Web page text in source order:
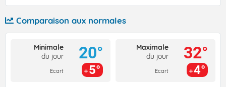
Comparaison aux normales
Minimale
du jour
Ecart
20°
5°
Maximale
du jour
Ecart
32°
4°